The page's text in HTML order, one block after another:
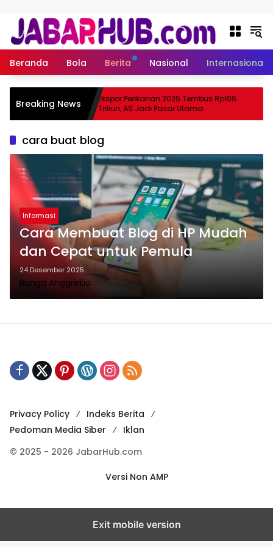
Beranda Bola Berita Nasional Internasional
Breaking News
Suzuki?
Ekspor Perikanan 2025 Tembus Rp105
Triliun, AS Jadi Pasar Utama
cara buat blog
Informasi
Cara Membuat Blog di HP Mudah
dan Cepat untuk Pemula
24 Desember 2025
Bunga Anggrekia
Privacy Policy
Indeks Berita
Pedoman Media Siber
Iklan
© 2025 - 2026 JabarHub.com
Versi Non AMP
Exit mobile version